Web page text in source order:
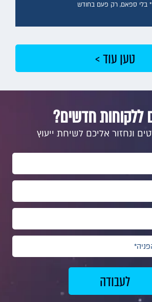
* בלי ספאם, רק פעם בחודש
טען עוד >
ללקוחות חדשים?
ונחזור אליכם לשיחת ייעוץ